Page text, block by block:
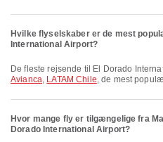
Hvilke flyselskaber er de mest
International Airport?
De fleste rejsende til El Dorado
Avianca, LATAM Chile, de mest
Hvor mange fly er tilgængelige fra
Dorado International Airport?